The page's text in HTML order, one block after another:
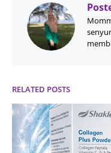
RELATED POSTS